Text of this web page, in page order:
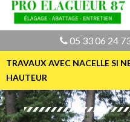
05 33 06 24
TRAVAUX AVEC NACELLE SI
HAUTEUR